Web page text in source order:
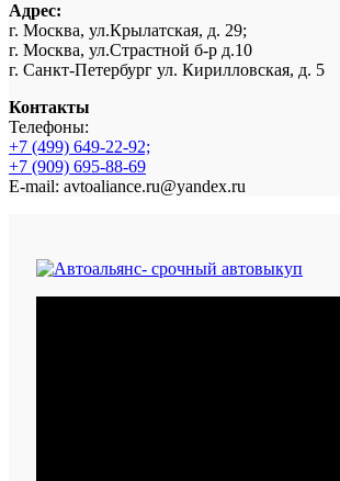
Адрес:
г. Москва, ул.Крылатская, д. 29;
г. Москва, ул.Страстной б-р д.10
г. Санкт-Петербург ул. Кирилловская, д. 5
Контакты
Телефоны:
+7 (499) 649-22-92;
+7 (909) 695-88-69
E-mail: avtoaliance.ru@yandex.ru